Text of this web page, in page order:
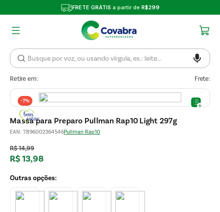
FRETE GRÁTIS a partir de R$299
Retire em: Frete:
-7%
Massa para Preparo Pullman Rap10 Light 297g
EAN: 7896002364546Pullman Rap10
R$14,99
R$13,98